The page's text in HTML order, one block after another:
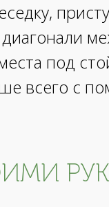
под
всего с